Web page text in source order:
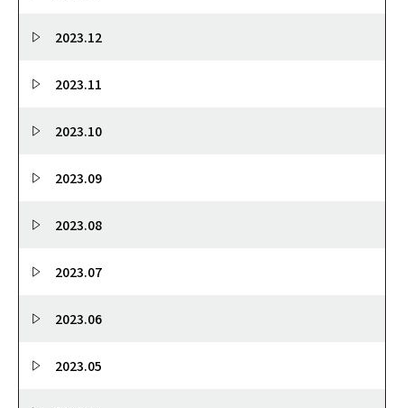
2023.12
2023.11
2023.10
2023.09
2023.08
2023.07
2023.06
2023.05